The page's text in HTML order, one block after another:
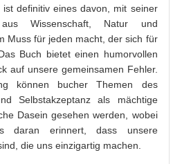
definitiv eines davon, mit seiner
Wissenschaft, Natur und
Muss für jeden macht, der sich für
Buch bietet einen humorvollen
auf unsere gemeinsamen Fehler.
können bucher Themen des
Selbstakzeptanz als mächtige
Dasein gesehen werden, wobei
daran erinnert, dass unsere
die uns einzigartig machen.